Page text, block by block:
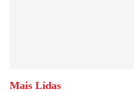
Mais Lidas